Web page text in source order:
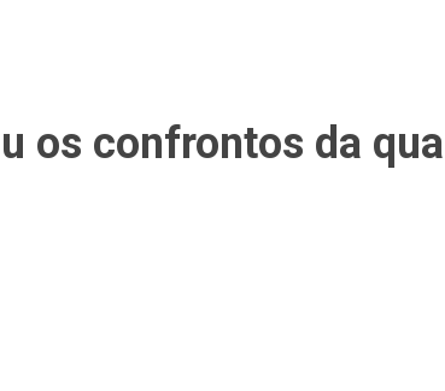
os confrontos da